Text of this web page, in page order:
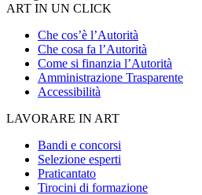
ART IN UN CLICK
Che cos’è l’Autorità
Che cosa fa l’Autorità
Come si finanzia l’Autorità
Amministrazione Trasparente
Accessibilità
LAVORARE IN ART
Bandi e concorsi
Selezione esperti
Praticantato
Tirocini di formazione